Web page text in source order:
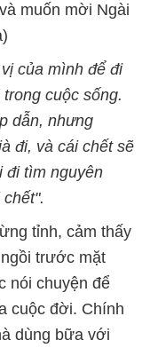
muốn mời Ngài
của mình để đi
cuộc sống.
dẫn, nhưng
đi, và cái chết sẽ
đi tìm nguyên
tỉnh, cảm thấy
trước mặt
nói chuyện để
cuộc đời. Chính
dùng bữa với